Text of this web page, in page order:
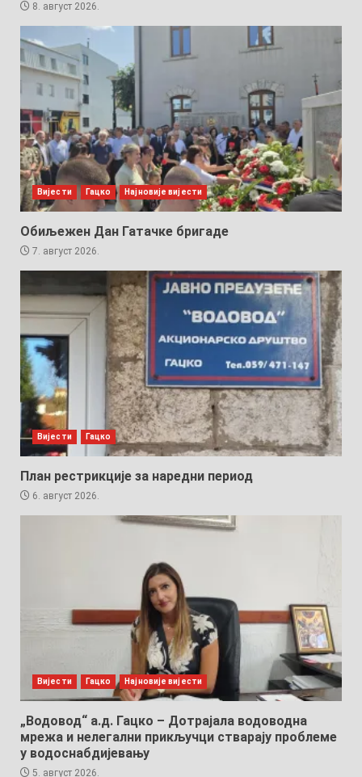
8. август 2026.
Вијести Гацко Најновије вијести
Обиљежен Дан Гатачке бригаде
7. август 2026.
Вијести Гацко
План рестрикције за наредни период
6. август 2026.
Вијести Гацко Најновије вијести
„Водовод“ а.д. Гацко – Дотрајала водоводна
мрежа и нелегални прикључци стварају проблеме
у водоснабдијевању
5. август 2026.